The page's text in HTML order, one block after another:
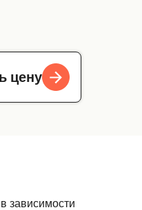
цену
зависимости